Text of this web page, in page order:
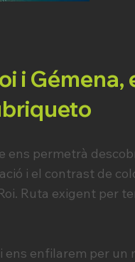
i Gémena,
permetrà
i el contrast de
Ruta exigent per
ens enfilarem per